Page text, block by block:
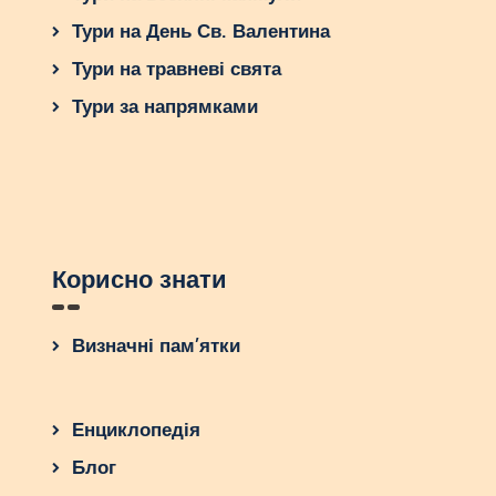
замки резервують за 12-18 місяців.
Перевірте правила: Деякі замки
забороняють шум після 23:00 або
вогню.
кидання конфетті або танець
Оренда замку: 5000 євро.
Кейтеринг: 5000 євро (100 євро /
Тури на День Св. Валентина
Тури на травневі свята
Тури за напрямками
Корисно знати
Визначні пам’ятки
Енциклопедія
Блог